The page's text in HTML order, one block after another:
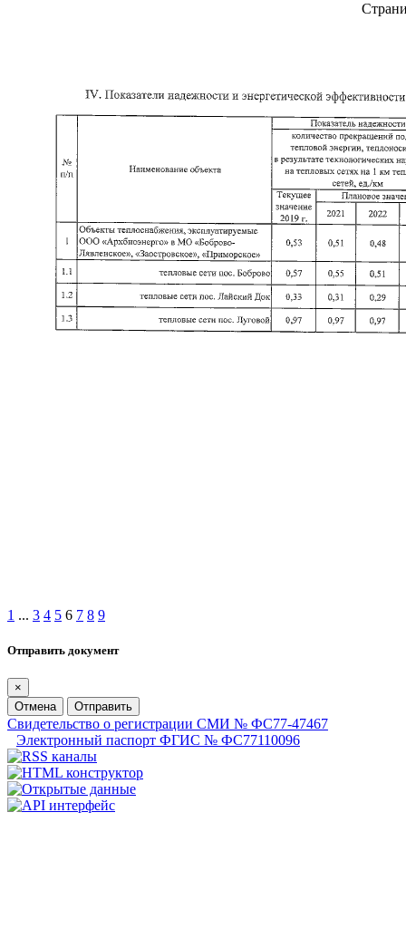
1 ... 3 4 5 6 7 8 9
Отправить документ
×
Отмена
Отправить
Свидетельство о регистрации СМИ № ФС77-47467
Электронный паспорт ФГИС № ФС77110096